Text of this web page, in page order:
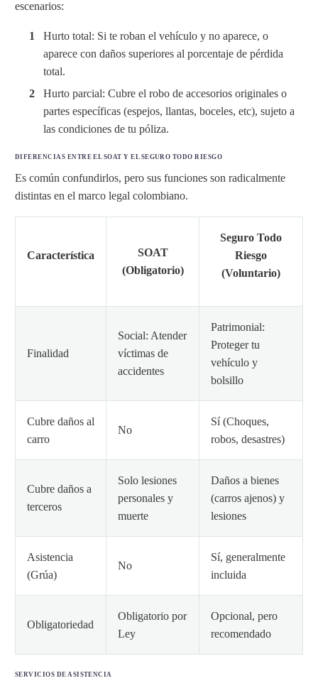
escenarios:
Hurto total: Si te roban el vehículo y no aparece, o
aparece con daños superiores al porcentaje de pérdida
total.
Hurto parcial: Cubre el robo de accesorios originales o
partes específicas (espejos, llantas, boceles, etc), sujeto a
las condiciones de tu póliza.
DIFERENCIAS ENTRE EL SOAT Y EL SEGURO TODO RIESGO
Es común confundirlos, pero sus funciones son radicalmente
distintas en el marco legal colombiano.
Característica
SOAT
(Obligatorio)
Seguro Todo
Riesgo
(Voluntario)
Finalidad
Social: Atender
víctimas de
accidentes
Patrimonial:
Proteger tu
vehículo y
bolsillo
Cubre daños al
carro
No
Sí (Choques,
robos, desastres)
Cubre daños a
terceros
Solo lesiones
personales y
muerte
Daños a bienes
(carros ajenos) y
lesiones
Asistencia
(Grúa)
No
Sí, generalmente
incluida
Obligatoriedad
Obligatorio por
Ley
Opcional, pero
recomendado
SERVICIOS DE ASISTENCIA